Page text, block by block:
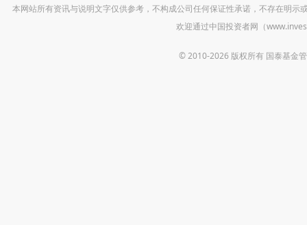
本网站所有资讯与说明文字仅供参考，不构成公司任何保证性承诺，不存在明
欢迎通过中国投资者网（
© 2010-2026 版权所有 国泰基金